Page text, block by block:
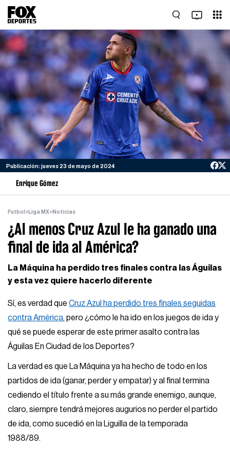
Publicación: jueves 23 de mayo de 2024
Enrique Gómez
Futbol >Liga MX>Noticias
¿Al menos Cruz Azul le ha ganado una
final de ida al América?
La Máquina ha perdido tres finales contra las Águilas
y esta vez quiere hacerlo diferente
Sí, es verdad queCruz Azul ha perdido tres finales seguidas
contra América, pero ¿cómo le ha ido en los juegos de ida y
qué se puede esperar de este primer asalto contra las
Águilas En Ciudad de los Deportes?
La verdad es que La Máquina ya ha hecho de todo en los
partidos de ida (ganar, perder y empatar) y al final termina
cediendo el título frente a su más grande enemigo, aunque,
claro, siempre tendrá mejores augurios no perder el partido
de ida, como sucedió en la Liguilla de la temporada
1988/89.